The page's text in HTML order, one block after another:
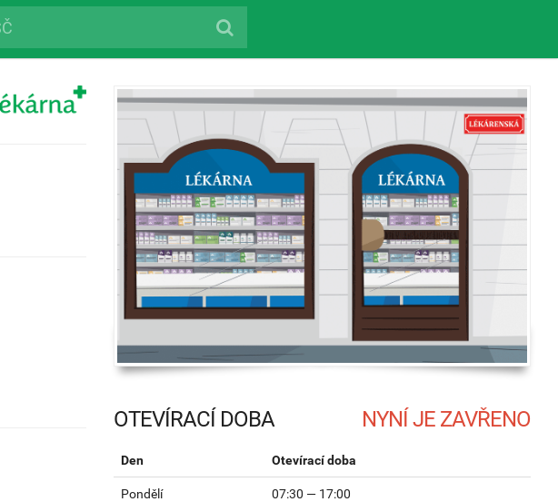
OTEVÍRACÍ DOBA
Den Otevírací doba
Pondělí 07:30 — 17:00